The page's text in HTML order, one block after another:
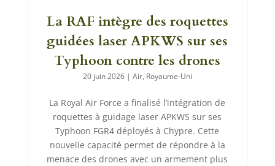
La RAF intègre des roquettes
guidées laser APKWS sur ses
Typhoon contre les drones
20 juin 2026| Air, Royaume-Uni
La Royal Air Force a finalisé l’intégration de
roquettes à guidage laser APKWS sur ses
Typhoon FGR4 déployés à Chypre. Cette
nouvelle capacité permet de répondre à la
menace des drones avec un armement plus